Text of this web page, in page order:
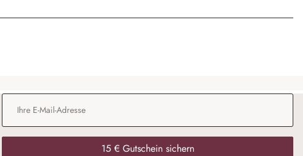
E-Mail-Adresse*
15 € Gutschein sichern